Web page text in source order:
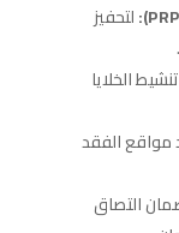
PRP): لتحفيز
الخلايا
مواقع الفقد
التصاق